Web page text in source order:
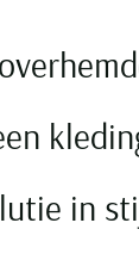
in